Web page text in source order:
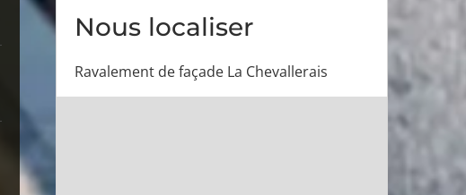
Nous localiser
Ravalement de façade La Chevallerais